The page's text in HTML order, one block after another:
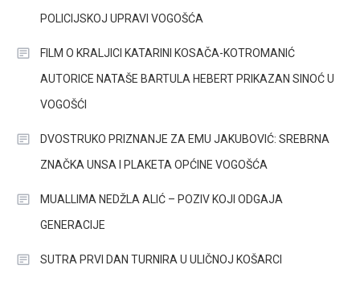
POLICIJSKOJ UPRAVI VOGOŠĆA
FILM O KRALJICI KATARINI KOSAČA-KOTROMANIĆ
AUTORICE NATAŠE BARTULA HEBERT PRIKAZAN SINOĆ U
VOGOŠĆI
DVOSTRUKO PRIZNANJE ZA EMU JAKUBOVIĆ: SREBRNA
ZNAČKA UNSA I PLAKETA OPĆINE VOGOŠĆA
MUALLIMA NEDŽLA ALIĆ – POZIV KOJI ODGAJA
GENERACIJE
SUTRA PRVI DAN TURNIRA U ULIČNOJ KOŠARCI